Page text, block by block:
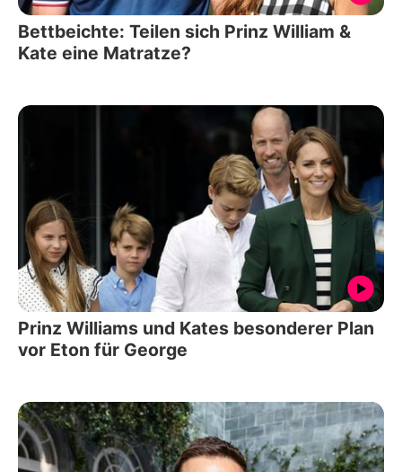
Bettbeichte: Teilen sich Prinz William &
Kate eine Matratze?
Prinz Williams und Kates besonderer Plan
vor Eton für George